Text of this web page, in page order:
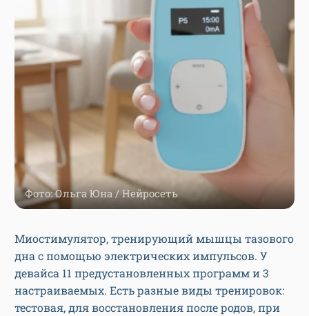
Фото: Ольга Юна / Нейросеть
Миостимулятор, тренирующий мышцы тазового
дна с помощью электрических импульсов. У
девайса 11 предустановленных программ и 3
настраиваемых. Есть разные виды тренировок:
тестовая, для восстановления после родов, при